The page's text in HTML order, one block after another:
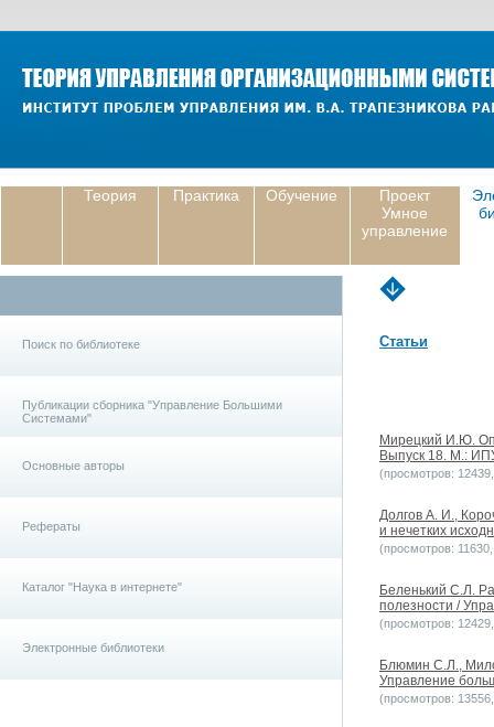
Теория Практика Обучение
Проект
Умное
управление
Поиск по библиотеке
Публикации сборника "Управление Большими
Системами"
Основные авторы
Рефераты
Каталог "Наука в интернете"
Электронные библиотеки
Статьи
Мирецкий И.Ю.
Выпуск 18. М.:
(просмотров:
Долгов А. И.,
и нечетких
(просмотров:
Беленький С.Л.
полезности /
(просмотров:
Блюмин С.Л.,
Управление
(просмотров: